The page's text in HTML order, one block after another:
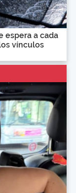
espera a cada
vínculos